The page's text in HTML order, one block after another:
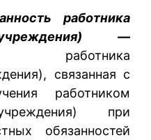
работника
учреждения) —
работника
связанная с
работником
при
обязанностей